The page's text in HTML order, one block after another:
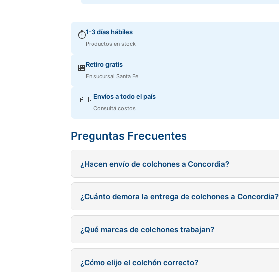
⏱️1-3 días hábiles
Productos en stock
🏪Retiro gratis
En sucursal Santa Fe
🇦🇷Envíos a todo el país
Consultá costos
Preguntas Frecuentes
¿Hacen envío de colchones a Concordia?
¿Cuánto demora la entrega de colchones a Concordia?
¿Qué marcas de colchones trabajan?
¿Cómo elijo el colchón correcto?